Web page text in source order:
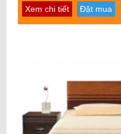
Xem chi tiết Đặt mua